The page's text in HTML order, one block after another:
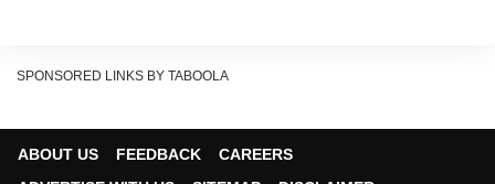
बोइंग 777 विमान 8 मार्च 2014 को कुआलालंपुर से बीजिंग जाते
SPONSORED LINKS BY TABOOLA
ABOUT US FEEDBACK
CAREERS